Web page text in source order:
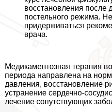
восстановления после
постельного режима.
придерживаться
врача.
Медикаментозная терапия
периода направлена на
давления, восстановление
устранение сердечно-
лечение сопутствующих